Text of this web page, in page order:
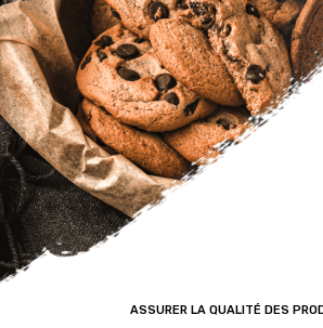
ASSURER LA QUALITÉ DES